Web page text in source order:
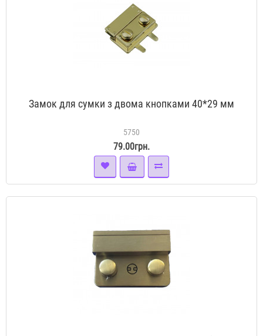
Замок для сумки з двома кнопками 40*29 мм
5750
79.00грн.